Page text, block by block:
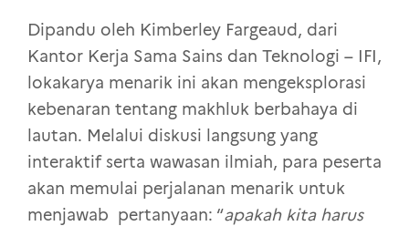
Dipandu oleh Kimberley Fargeaud, dari
Kantor Kerja Sama Sains dan Teknologi – IFI,
lokakarya menarik ini akan mengeksplorasi
kebenaran tentang makhluk berbahaya di
lautan. Melalui diskusi langsung yang
interaktif serta wawasan ilmiah, para peserta
akan memulai perjalanan menarik untuk
menjawab pertanyaan: “apakah kita harus